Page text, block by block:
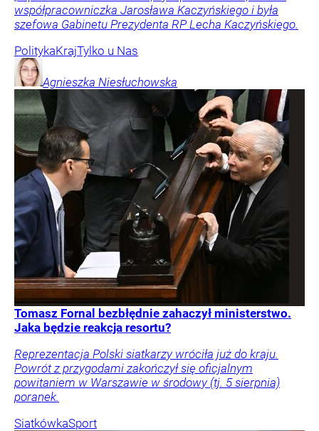
współpracowniczka Jarosława Kaczyńskiego i była
szefowa Gabinetu Prezydenta RP Lecha Kaczyńskiego.
PolitykaKrajTylko u Nas
Agnieszka Niesłuchowska
Tomasz Fornal bezbłędnie zahaczył ministerstwo.
Jaka będzie reakcja resortu?
Reprezentacja Polski siatkarzy wróciła już do kraju.
Powrót z przygodami zakończył się oficjalnym
powitaniem w Warszawie w środowy (tj. 5 sierpnia)
poranek.
SiatkówkaSport